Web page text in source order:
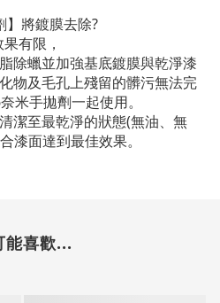
】將鍍膜去除?
有限，
除蠟並加強基底鍍膜與乾淨漆
物及毛孔上殘留的髒污無法完
米手拋劑一起使用。
潔至最乾淨的狀態(無油、無
漆面達到最佳效果。
能喜歡...